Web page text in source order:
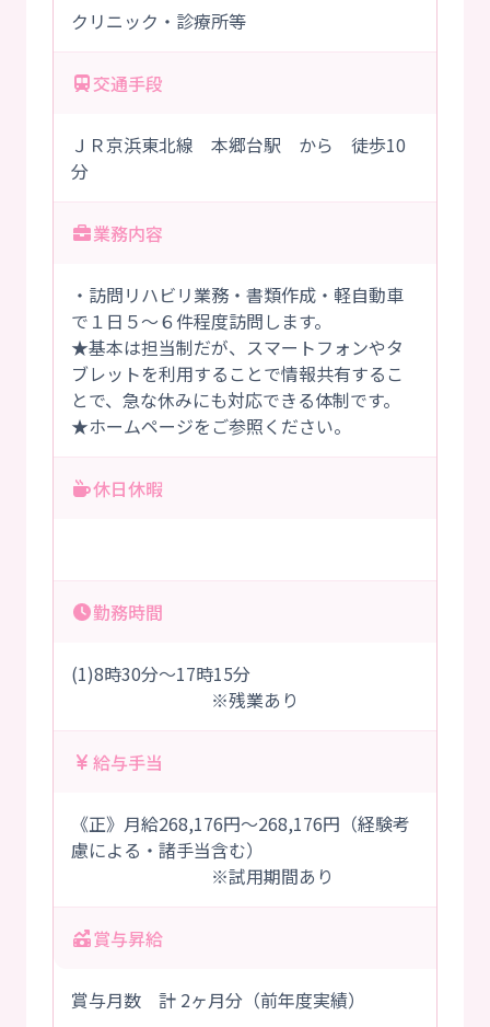
クリニック・診療所等
交通手段
ＪＲ京浜東北線 本郷台駅 から 徒歩10
分
業務内容
・訪問リハビリ業務・書類作成・軽自動車
で１日５～６件程度訪問します。
★基本は担当制だが、スマートフォンやタ
ブレットを利用することで情報共有するこ
とで、急な休みにも対応できる体制です。
★ホームページをご参照ください。
休日休暇
勤務時間
(1)8時30分～17時15分
※残業あり
給与手当
《正》月給268,176円～268,176円（経験考
慮による・諸手当含む）
※試用期間あり
賞与昇給
賞与月数 計 2ヶ月分（前年度実績）